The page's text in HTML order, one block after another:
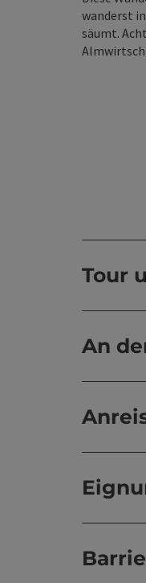
wanderst
säumt.
Tour
An